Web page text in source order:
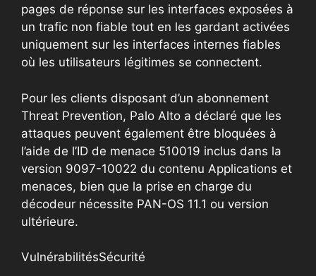
pages de réponse sur les interfaces exposées à
un trafic non fiable tout en les gardant activées
uniquement sur les interfaces internes fiables
où les utilisateurs légitimes se connectent.
Pour les clients disposant d’un abonnement
Threat Prevention, Palo Alto a déclaré que les
attaques peuvent également être bloquées à
l’aide de l’ID de menace 510019 inclus dans la
version 9097-10022 du contenu Applications et
menaces, bien que la prise en charge du
décodeur nécessite PAN-OS 11.1 ou version
ultérieure.
VulnérabilitésSécurité